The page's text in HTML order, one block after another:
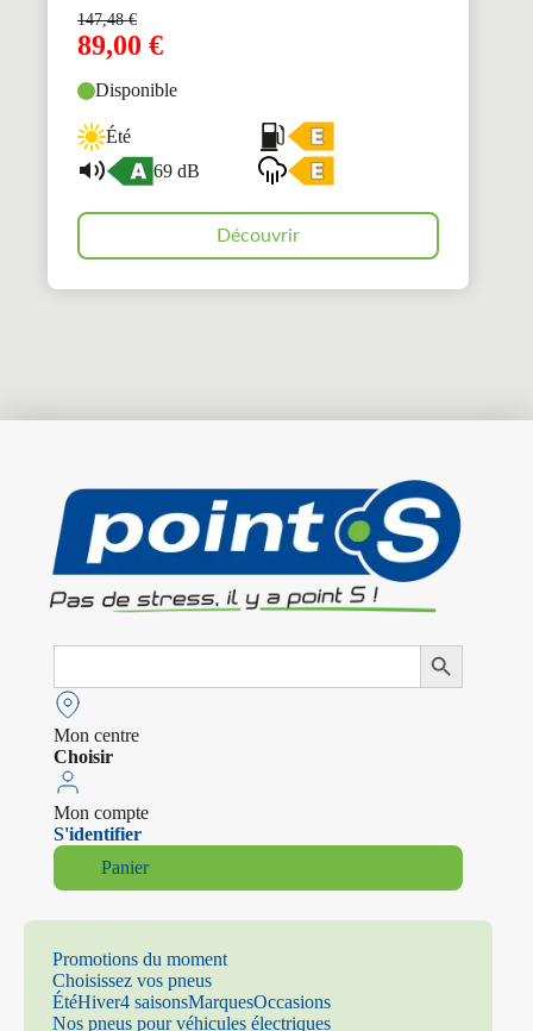
147,48€
89,00 €
Disponible
Été
69 dB
Découvrir
Search
Search Button
Mon centre
Choisir
Mon compte
S'identifier
Panier
Promotions du moment
Choisissez vos pneus
ÉtéHiver4 saisonsMarquesOccasions
Nos pneus pour véhicules électriques